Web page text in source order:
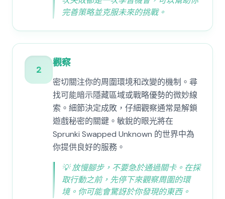
完善策略並克服未來的挑戰。
2
觀察
密切關注你的周圍環境和改變的機制。尋
找可能暗示隱藏區域或戰略優勢的微妙線
索。細節決定成敗，仔細觀察通常是解鎖
遊戲秘密的關鍵。敏銳的眼光將在
Sprunki Swapped Unknown 的世界中為
你提供良好的服務。
💡放慢腳步，不要急於通過關卡。在採
取行動之前，先停下來觀察周圍的環
境。你可能會驚訝於你發現的東西。